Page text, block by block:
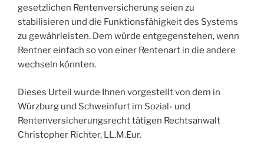
gesetzlichen Rentenversicherung seien zu
stabilisieren und die Funktionsfähigkeit des Systems
zu gewährleisten. Dem würde entgegenstehen, wenn
Rentner einfach so von einer Rentenart in die andere
wechseln könnten.
Dieses Urteil wurde Ihnen vorgestellt von dem in
Würzburg und Schweinfurt im Sozial- und
Rentenversicherungsrecht tätigen Rechtsanwalt
Christopher Richter, LL.M.Eur.